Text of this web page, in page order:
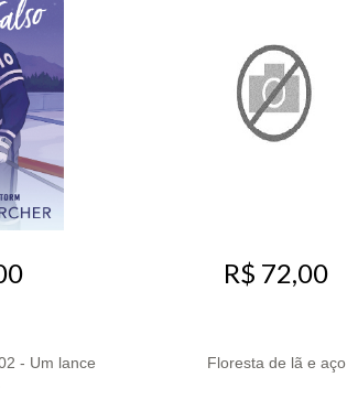
- Um lance
R$ 72,00
Floresta de lã e aço